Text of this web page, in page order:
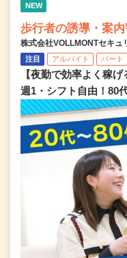
NEW
歩行者の誘導・案
株式会社VOLLMONTセキ
注目 アルバイト パート
【夜勤で効率よく稼
週1・シフト自由！80